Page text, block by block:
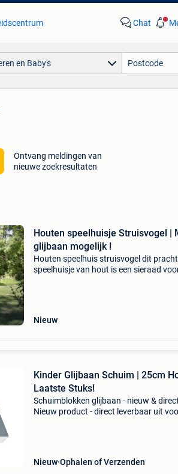
Chat
en Baby's
Ontvang meldingen van
nieuwe zoekresultaten
Houten speelhuisje Struisvogel |
glijbaan mogelijk !
Houten speelhuis struisvogel dit
speelhuisje van hout is een sieraad
Nieuw
Kinder Glijbaan Schuim | 25cm
Laatste Stuks!
Schuimblokken glijbaan - nieuw &
Nieuw product - direct leverbaar uit
Nieuw Ophalen of Verzenden